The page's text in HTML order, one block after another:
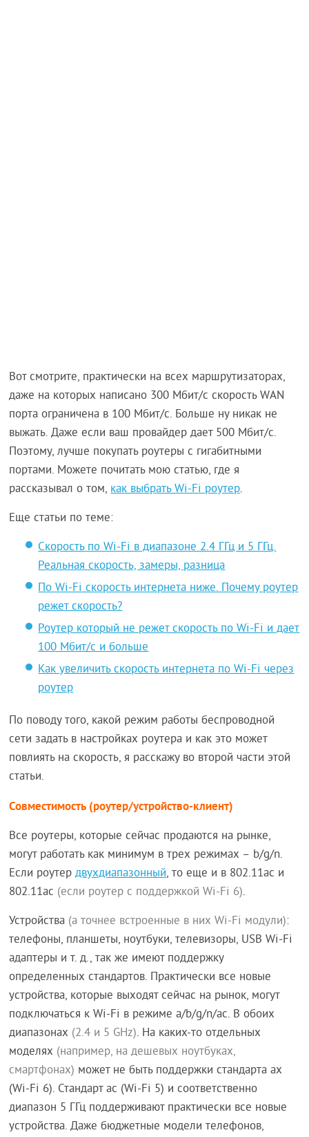
Вот смотрите, практически на всех маршрутизаторах,
даже на которых написано 300 Мбит/с скорость WAN
порта ограничена в 100 Мбит/с. Больше ну никак не
выжать. Даже если ваш провайдер дает 500 Мбит/с.
Поэтому, лучше покупать роутеры с гигабитными
портами. Можете почитать мою статью, где я
рассказывал о том,как выбрать Wi-Fi роутер.
Еще статьи по теме:
Скорость по Wi-Fi в диапазоне 2.4 ГГц и 5 ГГц.
Реальная скорость, замеры, разница
По Wi-Fi скорость интернета ниже. Почему роутер
режет скорость?
Роутер который не режет скорость по Wi-Fi и дает
100 Мбит/с и больше
Как увеличить скорость интернета по Wi-Fi через
роутер
По поводу того, какой режим работы беспроводной
сети задать в настройках роутера и как это может
повлиять на скорость, я расскажу во второй части этой
статьи.
Совместимость (роутер/устройство-клиент)
Все роутеры, которые сейчас продаются на рынке,
могут работать как минимум в трех режимах – b/g/n.
Если роутердвухдиапазонный, то еще и в 802.11ac и
802.11ac (если роутер с поддержкой Wi-Fi 6).
Устройства (а точнее встроенные в них Wi-Fi модули):
телефоны, планшеты, ноутбуки, телевизоры, USB Wi-Fi
адаптеры и т. д., так же имеют поддержку
определенных стандартов. Практически все новые
устройства, которые выходят сейчас на рынок, могут
подключаться к Wi-Fi в режиме a/b/g/n/ac. В обоих
диапазонах (2.4 и 5 GHz). На каких-то отдельных
моделях (например, на дешевых ноутбуках,
смартфонах) может не быть поддержки стандарта ax
(Wi-Fi 6). Стандарт ac (Wi-Fi 5) и соответственно
диапазон 5 ГГц поддерживают практически все новые
устройства. Даже бюджетные модели телефонов,